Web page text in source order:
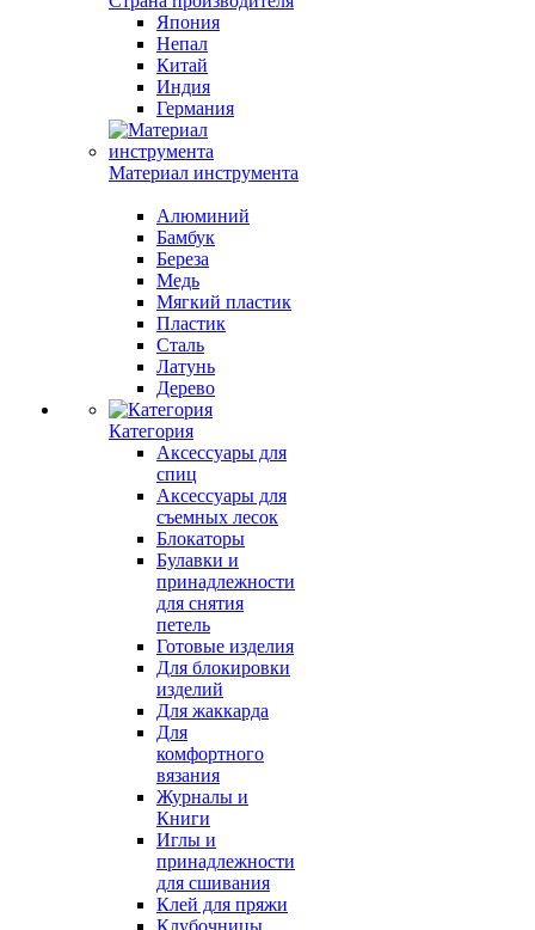
Япония
Непал
Китай
Индия
Германия
Материал инструмента
Алюминий
Бамбук
Береза
Медь
Мягкий пластик
Пластик
Сталь
Латунь
Дерево
Категория
Аксессуары для
спиц
Аксессуары для
съемных лесок
Блокаторы
Булавки и
принадлежности
для снятия
петель
Готовые изделия
Для блокировки
изделий
Для жаккарда
Для
комфортного
вязания
Журналы и
Книги
Иглы и
принадлежности
для сшивания
Клей для пряжи
Клубочницы